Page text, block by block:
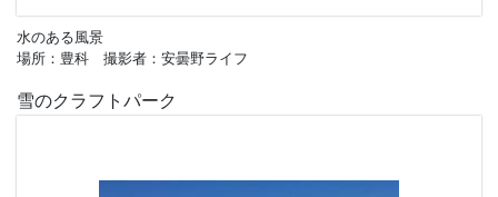
水のある風景
場所：豊科 撮影者：安曇野ライフ
雪のクラフトパーク